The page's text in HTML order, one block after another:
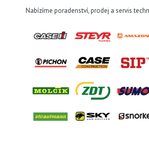
Nabízíme poradenství, prodej a servis